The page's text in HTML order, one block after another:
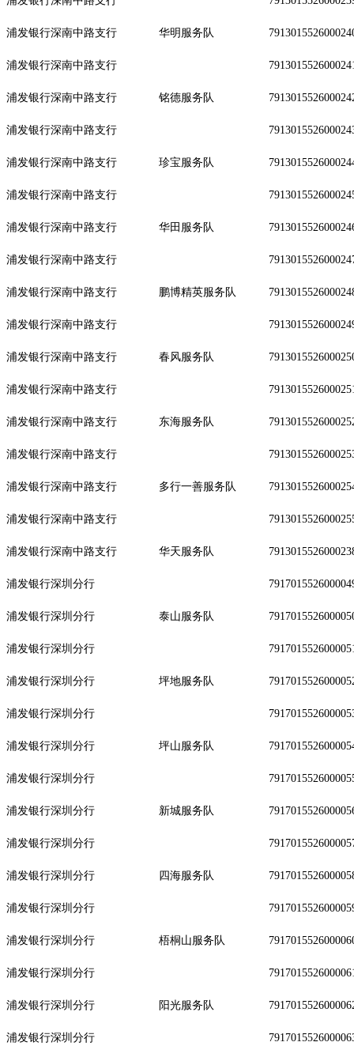
浦发银行深南中路支行 华明服务队
浦发银行深南中路支行
浦发银行深南中路支行 铭德服务队
浦发银行深南中路支行
浦发银行深南中路支行 珍宝服务队
浦发银行深南中路支行
浦发银行深南中路支行 华田服务队
浦发银行深南中路支行
浦发银行深南中路支行 鹏博精英服务队
浦发银行深南中路支行
浦发银行深南中路支行 春风服务队
浦发银行深南中路支行
浦发银行深南中路支行 东海服务队
浦发银行深南中路支行
浦发银行深南中路支行 多行一善服务队
浦发银行深南中路支行
浦发银行深南中路支行 华天服务队
浦发银行深圳分行
浦发银行深圳分行 泰山服务队
浦发银行深圳分行
浦发银行深圳分行 坪地服务队
浦发银行深圳分行
浦发银行深圳分行 坪山服务队
浦发银行深圳分行
浦发银行深圳分行 新城服务队
浦发银行深圳分行
浦发银行深圳分行 四海服务队
浦发银行深圳分行
浦发银行深圳分行 梧桐山服务队
浦发银行深圳分行
浦发银行深圳分行 阳光服务队
浦发银行深圳分行